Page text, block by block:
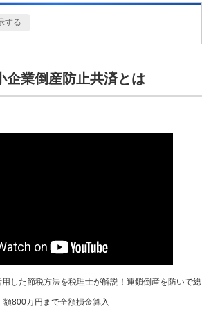
する
企業倒産防止共済とは
した節税方法を税理士が解説！連鎖倒産を防いで総
額800万円まで全額損金算入